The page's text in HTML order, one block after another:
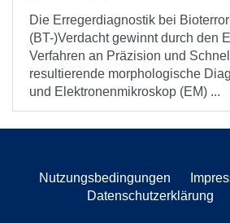
Die Erregerdiagnostik bei
(BT-)Verdacht gewinnt durch den
Verfahren an Präzision und
resultierende morphologische
und Elektronenmikroskop (EM) ...
Nutzungsbedingungen
Datenschutzerklärung